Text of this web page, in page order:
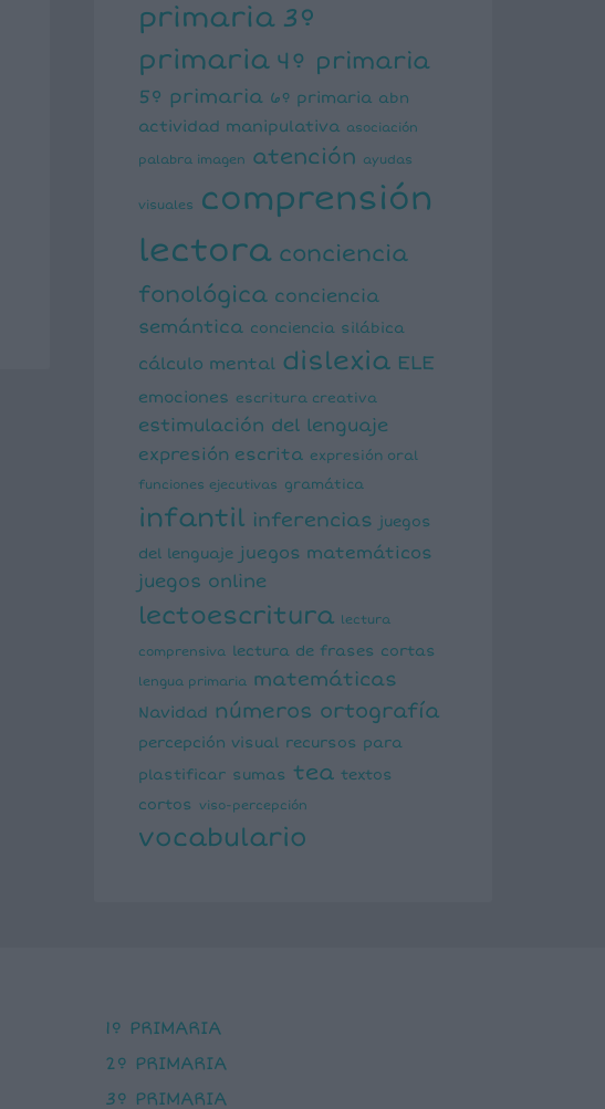
primaria 3º
primaria 4º primaria
5º primaria 6º primaria abn
actividad manipulativa asociación
palabra imagen atención ayudas
visuales
comprensión
lectora conciencia
fonológica conciencia
semántica conciencia silábica
cálculo mental dislexia ELE
emociones escritura creativa
estimulación del lenguaje
expresión escrita expresión oral
funciones ejecutivas gramática
infantil inferencias juegos
del lenguaje juegos matemáticos
juegos online
lectoescritura lectura
comprensiva lectura de frases cortas
lengua primaria matemáticas
Navidad números ortografía
percepción visual recursos para
plastificar sumas tea textos
cortos
viso-percepción
vocabulario
1º PRIMARIA
2º PRIMARIA
3º PRIMARIA